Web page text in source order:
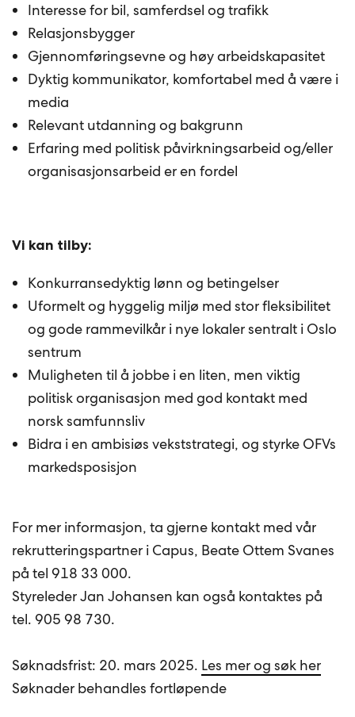
Interesse for bil, samferdsel og trafikk
Relasjonsbygger
Gjennomføringsevne og høy arbeidskapasitet
Dyktig kommunikator, komfortabel med å være i
media
Relevant utdanning og bakgrunn
Erfaring med politisk påvirkningsarbeid og/eller
organisasjonsarbeid er en fordel
Vi kan tilby:
Konkurransedyktig lønn og betingelser
Uformelt og hyggelig miljø med stor fleksibilitet
og gode rammevilkår i nye lokaler sentralt i Oslo
sentrum
Muligheten til å jobbe i en liten, men viktig
politisk organisasjon med god kontakt med
norsk samfunnsliv
Bidra i en ambisiøs vekststrategi, og styrke OFVs
markedsposisjon
For mer informasjon, ta gjerne kontakt med vår
rekrutteringspartner i Capus, Beate Ottem Svanes
på tel 918 33 000.
Styreleder Jan Johansen kan også kontaktes på
tel. 905 98 730.
Søknadsfrist: 20. mars 2025. Les mer og søk her
Søknader behandles fortløpende